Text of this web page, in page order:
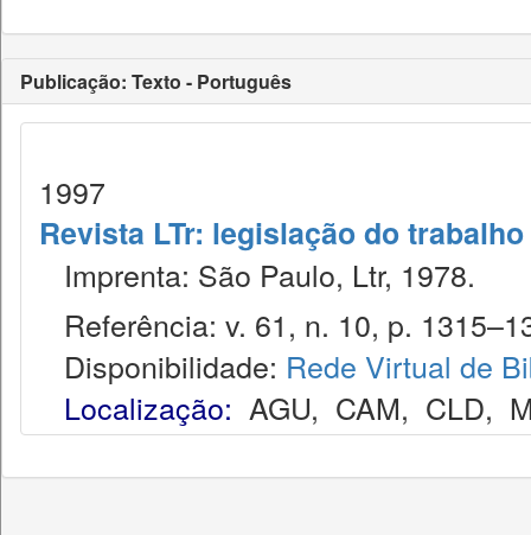
Publicação: Texto - Português
1997
Revista LTr: legislação do trabalho
Imprenta: São Paulo, Ltr, 1978.
Referência: v. 61, n. 10, p.
Disponibilidade: Rede Virtual de
Localização: AGU, CAM, CLD,